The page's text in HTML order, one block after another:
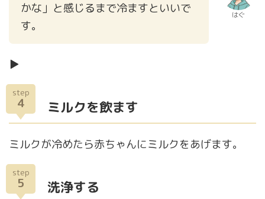
かな」と感じるまで冷ますといいで
す。
はぐ
▶
step
4 ミルクを飲ます
ミルクが冷めたら赤ちゃんにミルクをあげます。
step
5 洗浄する